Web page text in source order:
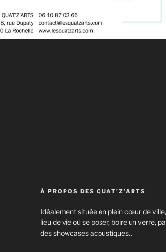
À PROPOS DES QUAT’Z’ARTS
Idéalement située en plein cœur de
lieu de vie où se poser, boire un verre,
des showcases acoustiques…